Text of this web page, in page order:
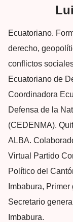
Ecuatoriano.
derecho,
conflictos
Ecuatoriano de
Coordinadora
Defensa de la
(CEDENMA).
ALBA.
Virtual Partido
Político del
Imbabura,
Secretario
Imbabura.